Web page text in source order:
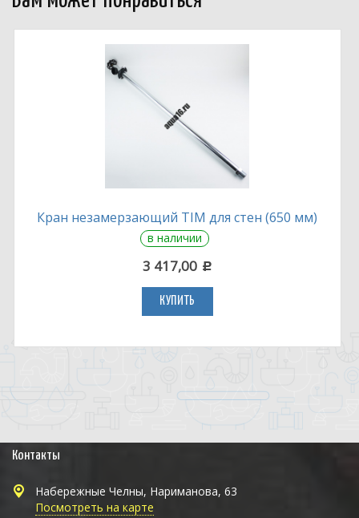
Кран незамерзающий TIM для стен (650 мм)
в наличии
3 417,00 c
КУПИТЬ
Контакты
Набережные Челны, Нариманова, 63
Посмотреть на карте